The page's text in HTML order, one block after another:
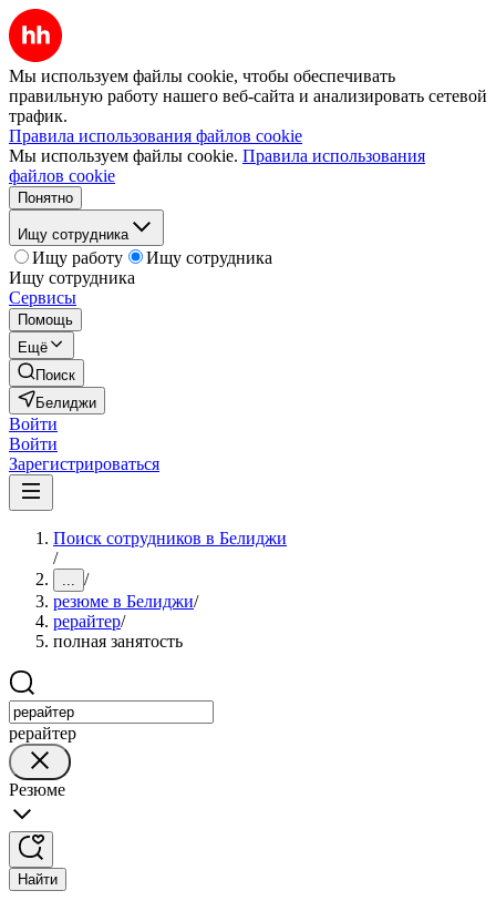
Мы используем файлы cookie, чтобы обеспечивать
правильную работу нашего веб-сайта и анализировать сетевой
трафик.
Правила использования файлов cookie
Мы используем файлы cookie. Правила использования
файлов cookie
Понятно
Ищу сотрудника
Ищу работу
Ищу сотрудника
Ищу сотрудника
Сервисы
Помощь
Ещё
Поиск
Белиджи
Войти
Войти
Зарегистрироваться
Поиск сотрудников в Белиджи
/
... /
резюме в Белиджи/
рерайтер/
полная занятость
рерайтер
Резюме
Найти